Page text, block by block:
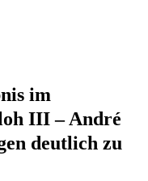
im
III – André
deutlich zu